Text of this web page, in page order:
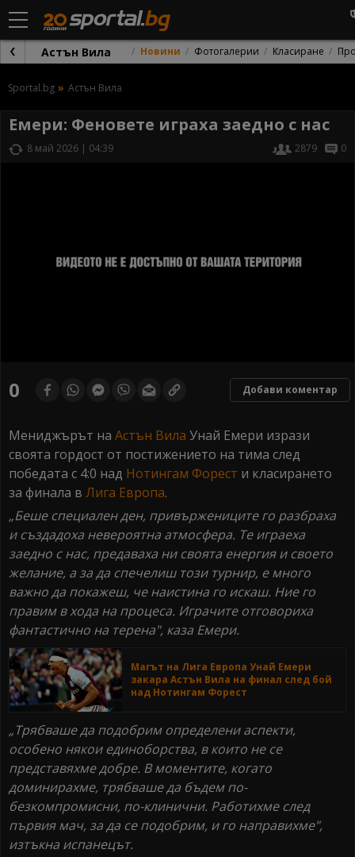
Астън Вила Новини Фотогалерии Класиране
Sportal.bg Астън Вила
Емери: Феновете играха заедно с нас
8 май 2026 | 04:39 2879 0
of0 Добави коментар
Мениджърът на Астън Вила Унай Емери изрази
своята гордост от постижението на тима след
победата с 4:0 над Нотингам Форест и класирането
за финала в Лига Европа.
„Беше специален ден, привържениците го разбраха
и създадоха невероятна атмосфера. Те играеха
заедно с нас, предаваха ни своята енергия и своето
желание, а за да спечелиш този турнир, е много
важно да покажеш, че наистина го искаш. Ние го
правим в хода на процеса. Играчите отговориха
фантастично на терена", каза Емери.
Магът на Лига Европа Унай Емери
закара Астън Вила на финал след бой
над Нотингам Форест
„Трябваше да подобрим определени аспекти,
особено някои единоборства, в които не се
представяхме добре. В моментите, когато
доминирахме, трябваше да бъдем по-
безкомпромисни, по-клинични. Работихме след
първия мач, за да се подобрим, и го направихме",
изтъкна испанецът.